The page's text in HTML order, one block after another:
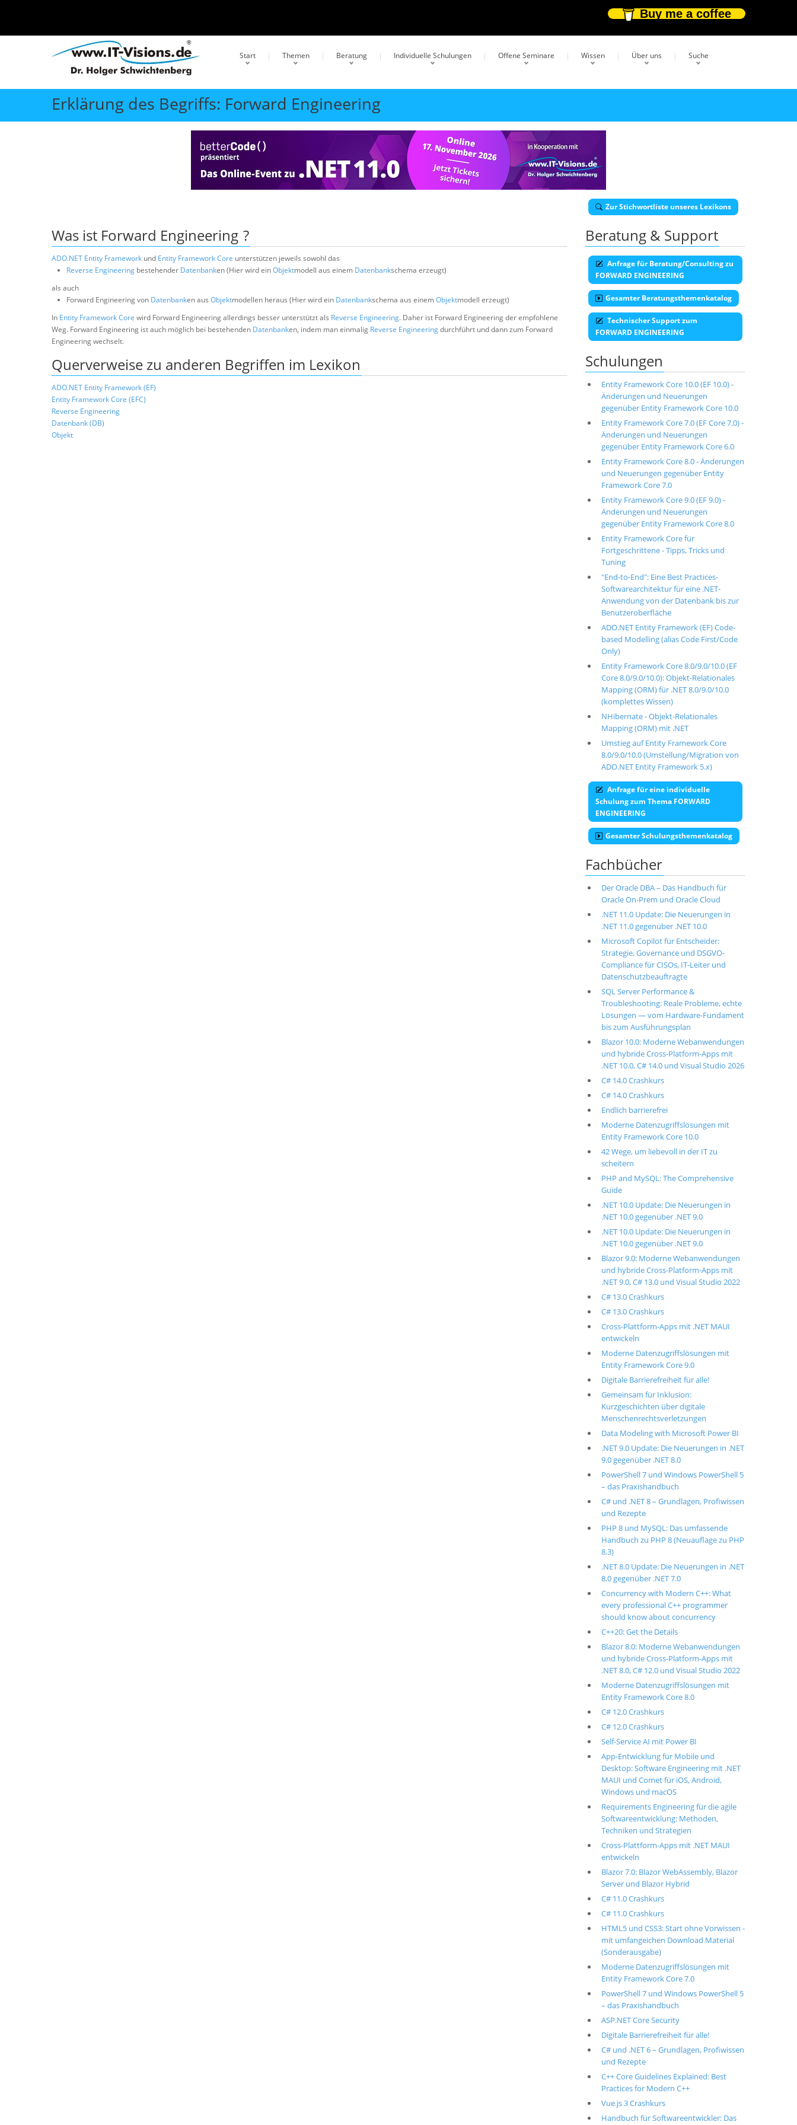
Buy me a coffee
Start Themen Beratung Individuelle Schulungen Offene Seminare Wissen Über uns Suche
Erklärung des Begriffs: Forward Engineering
Zur Stichwortliste unseres Lexikons
Was ist Forward Engineering ?
ADO.NET Entity Framework und Entity Framework Core unterstützen jeweils sowohl das
Reverse Engineering bestehender Datenbanken (Hier wird einObjektmodell aus einem Datenbankschema erzeugt)
als auch
Forward Engineering von Datenbanken aus Objektmodellen heraus (Hier wird ein Datenbankschema aus einemObjektmodell erzeugt)
In Entity Framework Core wird Forward Engineering allerdings besser unterstützt als Reverse Engineering. Daher ist Forward Engineering der empfohlene
Weg. Forward Engineering ist auch möglich bei bestehenden Datenbanken, indem man einmalig Reverse Engineeringdurchführt und dann zum Forward
Engineering wechselt.
Querverweise zu anderen Begriffen im Lexikon
ADO.NET Entity Framework (EF)
Entity Framework Core (EFC)
Reverse Engineering
Datenbank (DB)
Objekt
Beratung & Support
Anfrage für Beratung/Consulting zu
FORWARD ENGINEERING
Gesamter Beratungsthemenkatalog
Technischer Support zum
FORWARD ENGINEERING
Schulungen
Entity Framework Core 10.0 (EF 10.0) -
Änderungen und Neuerungen
gegenüber Entity Framework Core 10.0
Entity Framework Core 7.0 (EF Core 7.0) -
Änderungen und Neuerungen
gegenüber Entity Framework Core 6.0
Entity Framework Core 8.0 - Änderungen
und Neuerungen gegenüber Entity
Framework Core 7.0
Entity Framework Core 9.0 (EF 9.0) -
Änderungen und Neuerungen
gegenüber Entity Framework Core 8.0
Entity Framework Core für
Fortgeschrittene - Tipps, Tricks und
Tuning
"End-to-End": Eine Best Practices-
Softwarearchitektur für eine .NET-
Anwendung von der Datenbank bis zur
Benutzeroberfläche
ADO.NET Entity Framework (EF) Code-
based Modelling (alias Code First/Code
Only)
Entity Framework Core 8.0/9.0/10.0 (EF
Core 8.0/9.0/10.0): Objekt-Relationales
Mapping (ORM) für .NET 8.0/9.0/10.0
(komplettes Wissen)
NHibernate - Objekt-Relationales
Mapping (ORM) mit .NET
Umstieg auf Entity Framework Core
8.0/9.0/10.0 (Umstellung/Migration von
ADO.NET Entity Framework 5.x)
Anfrage für eine individuelle
Schulung zum Thema FORWARD
ENGINEERING
Gesamter Schulungsthemenkatalog
Fachbücher
Der Oracle DBA – Das Handbuch für
Oracle On-Prem und Oracle Cloud
.NET 11.0 Update: Die Neuerungen in
.NET 11.0 gegenüber .NET 10.0
Microsoft Copilot für Entscheider:
Strategie, Governance und DSGVO-
Compliance für CISOs, IT-Leiter und
Datenschutzbeauftragte
SQL Server Performance &
Troubleshooting: Reale Probleme, echte
Lösungen — vom Hardware-Fundament
bis zum Ausführungsplan
Blazor 10.0: Moderne Webanwendungen
und hybride Cross-Platform-Apps mit
.NET 10.0, C# 14.0 und Visual Studio 2026
C# 14.0 Crashkurs
C# 14.0 Crashkurs
Endlich barrierefrei
Moderne Datenzugriffslösungen mit
Entity Framework Core 10.0
42 Wege, um liebevoll in der IT zu
scheitern
PHP and MySQL: The Comprehensive
Guide
.NET 10.0 Update: Die Neuerungen in
.NET 10.0 gegenüber .NET 9.0
.NET 10.0 Update: Die Neuerungen in
.NET 10.0 gegenüber .NET 9.0
Blazor 9.0: Moderne Webanwendungen
und hybride Cross-Platform-Apps mit
.NET 9.0, C# 13.0 und Visual Studio 2022
C# 13.0 Crashkurs
C# 13.0 Crashkurs
Cross-Plattform-Apps mit .NET MAUI
entwickeln
Moderne Datenzugriffslösungen mit
Entity Framework Core 9.0
Digitale Barrierefreiheit für alle!
Gemeinsam für Inklusion:
Kurzgeschichten über digitale
Menschenrechtsverletzungen
Data Modeling with Microsoft Power BI
.NET 9.0 Update: Die Neuerungen in .NET
9.0 gegenüber .NET 8.0
PowerShell 7 und Windows PowerShell 5
– das Praxishandbuch
C# und .NET 8 – Grundlagen, Profiwissen
und Rezepte
PHP 8 und MySQL: Das umfassende
Handbuch zu PHP 8 (Neuauflage zu PHP
8.3)
.NET 8.0 Update: Die Neuerungen in .NET
8.0 gegenüber .NET 7.0
Concurrency with Modern C++: What
every professional C++ programmer
should know about concurrency
C++20: Get the Details
Blazor 8.0: Moderne Webanwendungen
und hybride Cross-Platform-Apps mit
.NET 8.0, C# 12.0 und Visual Studio 2022
Moderne Datenzugriffslösungen mit
Entity Framework Core 8.0
C# 12.0 Crashkurs
C# 12.0 Crashkurs
Self-Service AI mit Power BI
App-Entwicklung für Mobile und
Desktop: Software Engineering mit .NET
MAUI und Comet für iOS, Android,
Windows und macOS
Requirements Engineering für die agile
Softwareentwicklung: Methoden,
Techniken und Strategien
Cross-Plattform-Apps mit .NET MAUI
entwickeln
Blazor 7.0: Blazor WebAssembly, Blazor
Server und Blazor Hybrid
C# 11.0 Crashkurs
C# 11.0 Crashkurs
HTML5 und CSS3: Start ohne Vorwissen -
mit umfangeichen Download Material
(Sonderausgabe)
Moderne Datenzugriffslösungen mit
Entity Framework Core 7.0
PowerShell 7 und Windows PowerShell 5
– das Praxishandbuch
ASP.NET Core Security
Digitale Barrierefreiheit für alle!
C# und .NET 6 – Grundlagen, Profiwissen
und Rezepte
C++ Core Guidelines Explained: Best
Practices for Modern C++
Vue.js 3 Crashkurs
Handbuch für Softwareentwickler: Das